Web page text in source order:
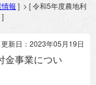
情報 ] > [ 令和5年度農地利
]
更新日：2023年05月19日
金事業につい